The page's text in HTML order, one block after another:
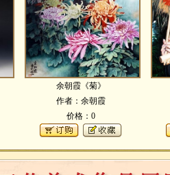
余朝霞《菊》
作者：余朝霞
价格：0